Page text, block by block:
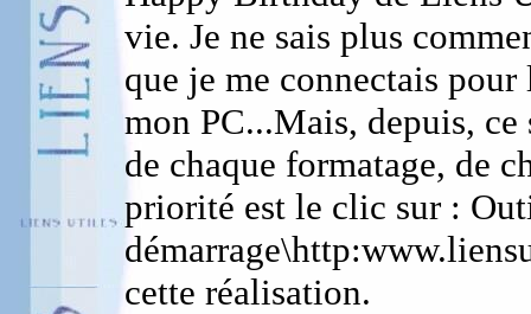
vie. Je ne sais plus
que je me connectais
mon PC...Mais, depuis,
de chaque formatage, de
priorité est le clic sur :
cette réalisation.